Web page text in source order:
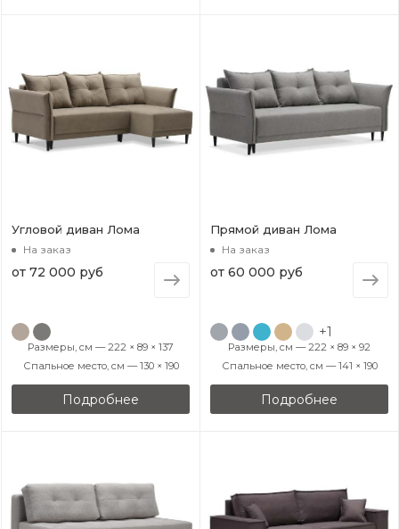
Угловой диван Лома
На заказ
от 72 000 руб
Размеры, см — 222 × 89 × 137
Спальное место, см — 130 × 190
Подробнее
Прямой диван Лома
На заказ
от 60 000 руб
+1
Размеры, см — 222 × 89 × 92
Спальное место, см — 141 × 190
Подробнее